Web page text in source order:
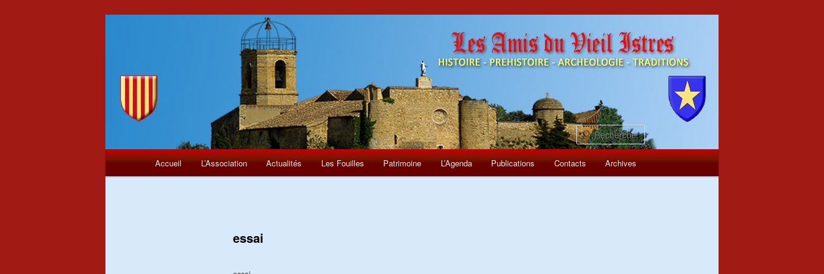
Recherche
Menu
Aller
Accueil L’Association Actualités Les Fouilles Patrimoine L’Agenda Publications Contacts Archives
essai